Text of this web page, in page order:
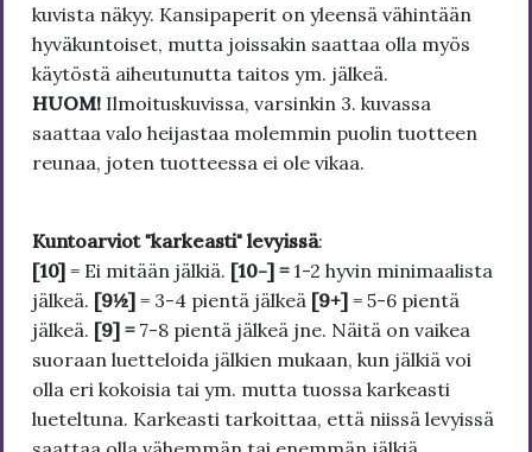
kuvista näkyy. Kansipaperit on yleensä vähintään
hyväkuntoiset, mutta joissakin saattaa olla myös
käytöstä aiheutunutta taitos ym. jälkeä.
HUOM! Ilmoituskuvissa, varsinkin 3. kuvassa
saattaa valo heijastaa molemmin puolin tuotteen
reunaa, joten tuotteessa ei ole vikaa.
Kuntoarviot "karkeasti" levyissä:
[10] = Ei mitään jälkiä. [10-] = 1-2 hyvin minimaalista
jälkeä. [9½] = 3-4 pientä jälkeä [9+] = 5-6 pientä
jälkeä. [9] = 7-8 pientä jälkeä jne. Näitä on vaikea
suoraan luetteloida jälkien mukaan, kun jälkiä voi
olla eri kokoisia tai ym. mutta tuossa karkeasti
lueteltuna. Karkeasti tarkoittaa, että niissä levyissä